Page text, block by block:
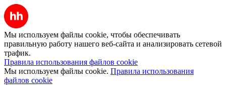
Мы используем файлы cookie, чтобы обеспечивать
правильную работу нашего веб-сайта и анализировать сетевой
трафик.
Правила использования файлов cookie
Мы используем файлы cookie. Правила использования
файлов cookie